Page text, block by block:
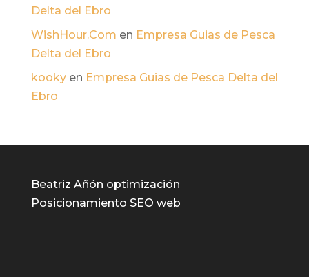
Delta del Ebro
WishHour.Com en Empresa Guias de Pesca
Delta del Ebro
kookyen Empresa Guias de Pesca Delta del
Ebro
Beatriz Añón optimización
Posicionamiento SEO web